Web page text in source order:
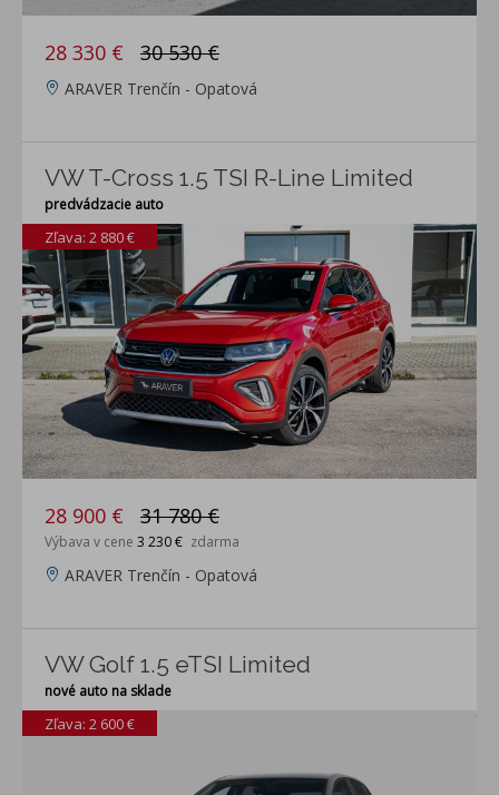
28 330 € 30 530 €
ARAVER Trenčín - Opatová
VW T-Cross 1.5 TSI R-Line Limited
predvádzacie auto
Zľava: 2 880 €
28 900 € 31 780 €
Výbava v cene 3 230 € zdarma
ARAVER Trenčín - Opatová
VW Golf 1.5 eTSI Limited
nové auto na sklade
Zľava: 2 600 €